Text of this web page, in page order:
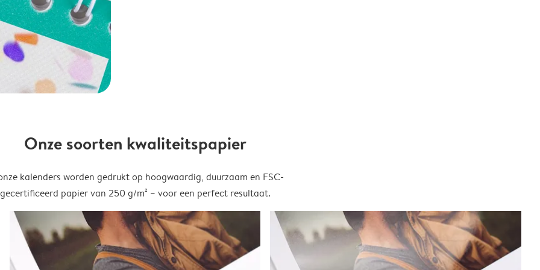
Onze soorten kwaliteitspapier
kalenders worden gedrukt op hoogwaardig, duurzaam en FSC-
gecertificeerd papier van 250 g/m² – voor een perfect resultaat.